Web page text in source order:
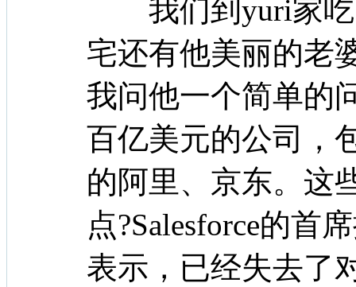
我们到yuri家吃
宅还有他美丽的老
我问他一个简单的
百亿美元的公司，
的阿里、京东。这
点?Salesforce的首
表示，已经失去了